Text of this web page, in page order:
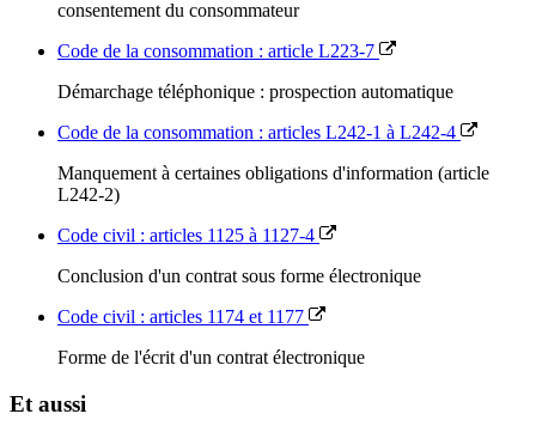
consentement du consommateur
Code de la consommation : article L223-7
Démarchage téléphonique : prospection automatique
Code de la consommation : articles L242-1 à L242-4
Manquement à certaines obligations d'information (article
L242-2)
Code civil : articles 1125 à 1127-4
Conclusion d'un contrat sous forme électronique
Code civil : articles 1174 et 1177
Forme de l'écrit d'un contrat électronique
Et aussi